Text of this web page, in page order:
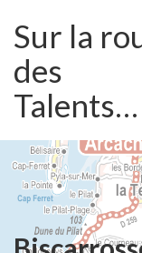
content
Sur la
des
Talents…